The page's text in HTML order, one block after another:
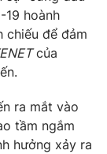
19 hoành
chiếu để đảm
của
ra mắt vào
tầm ngắm
hưởng xảy ra